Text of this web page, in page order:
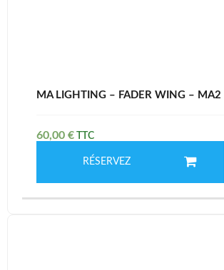
MA LIGHTING – FADER WING – MA2
60,00 €
RÉSERVEZ